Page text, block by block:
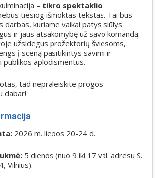
– tikro spektaklio
tiesiog išmoktas tekstas. Tai bus
darbas, kuriame vaikai patys siūlys
ir jaus atsakomybę už savo komandą.
užsidegus prožektorių šviesoms,
į sceną pasitikintys savimi ir
publikos aplodismentus.
tad nepraleiskite progos –
dabar!
2026 m. liepos 20-24 d.
5 dienos (nuo 9 iki 17 val. adresu S.
Vilnius).